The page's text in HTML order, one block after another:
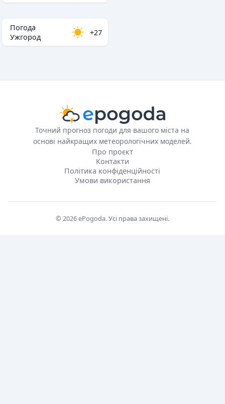
Погода
Ужгород
+27
Точний прогноз погоди для вашого міста на
основі найкращих метеорологічних моделей.
Про проєкт
Контакти
Політика конфіденційності
Умови використання
© 2026 ePogoda. Усі права захищені.